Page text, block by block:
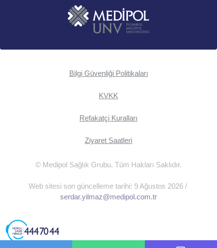
Bilgi Güvenliği Politikaları
KVKK
Refakatçi Kuralları
Ziyaret Saatleri
© Medipol Sağlık Grubu. Tüm Hakları Saklıdır.
Web sitesi son güncelleme tarihi: 9 Ağustos 2026 /
serdar.yilmaz@medipol.com.tr